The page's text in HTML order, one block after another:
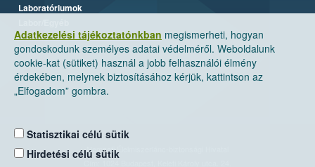
Adatkezelési tájékoztatónkban megismerheti, hogyan
gondoskodunk személyes adatai védelméről. Weboldalunk
cookie-kat (sütiket) használ a jobb felhasználói élmény
érdekében, melynek biztosításához kérjük, kattintson az
„Elfogadom” gombra.
Statisztikai célú sütik
Hirdetési célú sütik
Laboratóriumok
Nemzeti Élelmiszerlánc-biztonsági Hivatal